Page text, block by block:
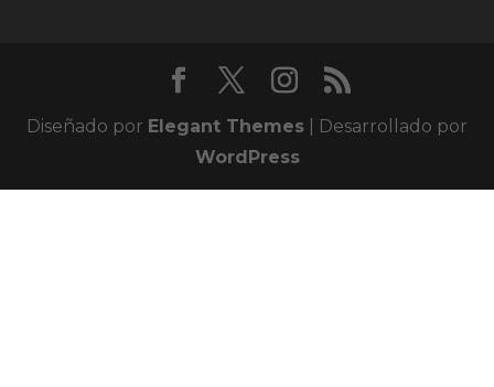
Diseñado por Elegant Themes | Desarrollado por
WordPress